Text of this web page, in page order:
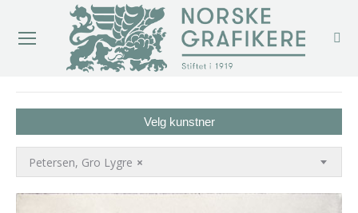
Velg kunstner
×
Petersen, Gro Lygre